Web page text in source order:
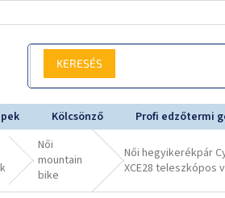
Kölcsönző Profi edzőtermi
Női
mountain
bike
Női hegyikerékpár
XCE28 teleszkópos